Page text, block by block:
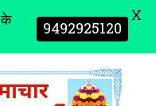
9492925120 X